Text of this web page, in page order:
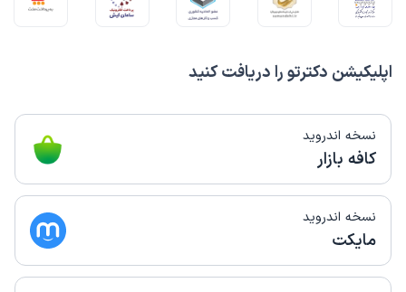
اپلیکیشن دکترتو را دریافت کنید
نسخه اندروید
کافه بازار
نسخه اندروید
مایکت